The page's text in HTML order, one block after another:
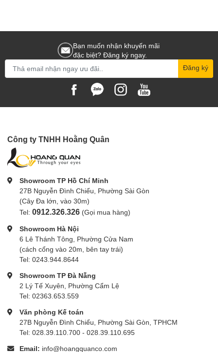
Bạn muốn nhận khuyến mãi
đặc biệt? Đăng ký ngay.
Đăng ký
Công ty TNHH Hoằng Quân
Showroom TP Hồ Chí Minh
27B Nguyễn Đình Chiểu, Phường Sài Gòn
(Cây Đa lớn, vào 30m)
Tel: 0912.326.326 (Gọi mua hàng)
Showroom Hà Nội
6 Lê Thánh Tông, Phường Cửa Nam
(cách cổng vào 20m, bên tay trái)
Tel: 0243.944.8644
Showroom TP Đà Nẵng
2 Lý Tế Xuyên, Phường Cẩm Lệ
Tel: 02363.653.559
Văn phòng Kế toán
27B Nguyễn Đình Chiểu, Phường Sài Gòn, TPHCM
Tel: 028.39.110.700 - 028.39.110.695
Email: info@hoangquanco.com